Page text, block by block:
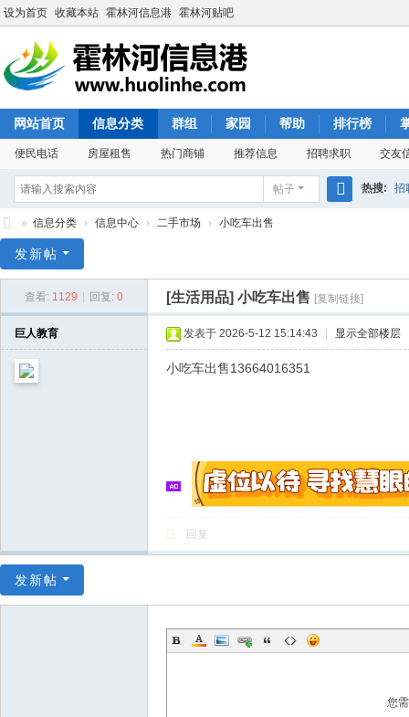
设为首页 收藏本站 霍林河信息港 霍林河贴吧
网站首页 信息分类 群组 家园 帮助 排行榜
便民电话 房屋租售 热门商铺 推荐信息 招聘求职 交友
帖子 热搜: 招
林
» 信息分类 › 信息中心 › 二手市场 › 小吃车出售
发新帖
查看: 1129 回复: 0 [生活用品] 小吃车出售 [复制链接]
巨人教育 发表于 2026-5-12 15:14:43 显示全部楼层
小吃车出售13664016351
回复
发新帖
您